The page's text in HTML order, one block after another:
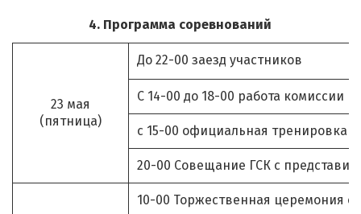
4. Программа соревнований
23 мая
(пятница)
До 22-00 заезд участников
С 14-00 до 18-00 работа комиссии
с 15-00 официальная тренировка
20-00 Совещание ГСК с
10-00 Торжественная церемония